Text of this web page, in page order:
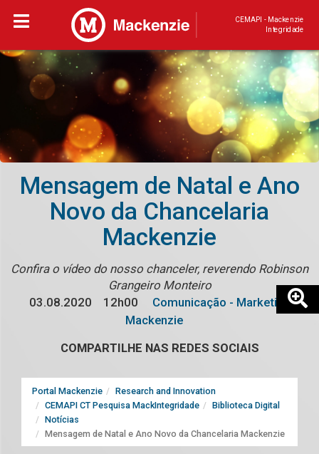
CEMAPI - Mackenzie
Integridade
Mensagem de Natal e Ano
Novo da Chancelaria
Mackenzie
Confira o vídeo do nosso chanceler, reverendo Robinson
Grangeiro Monteiro
03.08.2020
12h00
Comunicação - Marketing
Mackenzie
COMPARTILHE NAS REDES SOCIAIS
Portal Mackenzie
Research and Innovation
CEMAPI CT Pesquisa MackIntegridade
Biblioteca Digital
Notícias
Mensagem de Natal e Ano Novo da Chancelaria Mackenzie